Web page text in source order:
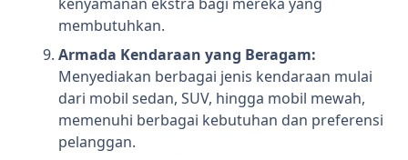
kenyamanan ekstra bagi mereka yang
membutuhkan.
Armada Kendaraan yang Beragam:
Menyediakan berbagai jenis kendaraan mulai
dari mobil sedan, SUV, hingga mobil mewah,
memenuhi berbagai kebutuhan dan preferensi
pelanggan.